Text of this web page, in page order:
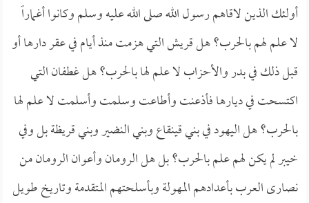
أولئك الذين لاقاهم رسول الله صلى الله عليه وسلم وكانوا أغماراً
لا علم لهم بالحرب؟ هل قريش التي هزمت منذ أيام في عقر دارها أو
قبل ذلك في بدر والأحزاب لا علم لها بالحرب؟ هل غطفان التي
اكتسحت في ديارها فأذعنت وأطاعت وسلمت وأسلمت لا علم لها
بالحرب؟ هل اليهود في بني قينقاع وبني النضير وبني قريظة بل وفي
خيبر لم يكن لهم علم بالحرب؟ بل هل الرومان وأعوان الرومان من
نصارى العرب بأعدادهم المهولة وبأسلحتهم المتقدمة وتاريخ طويل